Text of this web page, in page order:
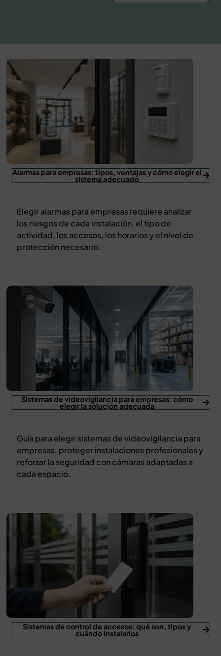
Alarmas para empresas: tipos, ventajas y cómo elegir el
sistema adecuado
Elegir alarmas para empresas requiere analizar
los riesgos de cada instalación, el tipo de
actividad, los accesos, los horarios y el nivel de
protección necesario.
Sistemas de videovigilancia para empresas: cómo
elegir la solución adecuada
Guía para elegir sistemas de videovigilancia para
empresas, proteger instalaciones profesionales y
reforzar la seguridad con cámaras adaptadas a
cada espacio.
Sistemas de control de accesos: qué son, tipos y
cuándo instalarlos